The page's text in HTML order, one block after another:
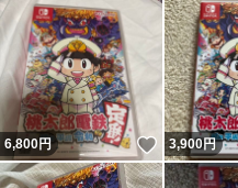
6,800円 いいね！
3,900円